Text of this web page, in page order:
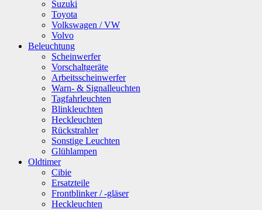
Suzuki
Toyota
Volkswagen / VW
Volvo
Beleuchtung
Scheinwerfer
Vorschaltgeräte
Arbeitsscheinwerfer
Warn- & Signalleuchten
Tagfahrleuchten
Blinkleuchten
Heckleuchten
Rückstrahler
Sonstige Leuchten
Glühlampen
Oldtimer
Cibie
Ersatzteile
Frontblinker / -gläser
Heckleuchten